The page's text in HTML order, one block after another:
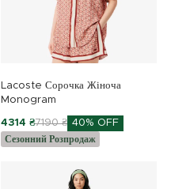
Lacoste Сорочка Жіноча
Monogram
4314 ₴7190 ₴ 40% OFF
Сезонний Розпродаж